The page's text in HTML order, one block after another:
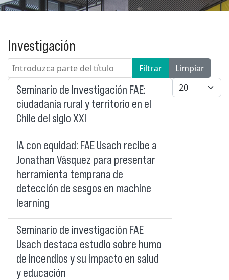
Investigación
Introduzca parte del título Filtrar
Limpiar
Cantidad a
Seminario de Investigación FAE:
ciudadanía rural y territorio en el
Chile del siglo XXI
IA con equidad: FAE Usach recibe a
Jonathan Vásquez para presentar
herramienta temprana de
detección de sesgos en machine
learning
Seminario de investigación FAE
Usach destaca estudio sobre humo
de incendios y su impacto en salud
y educación